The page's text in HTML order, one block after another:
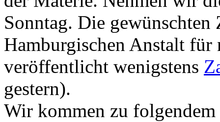
Sonntag. Die
Hamburgischen Anstalt
veröffentlicht wenigstens
gestern).
Wir kommen zu